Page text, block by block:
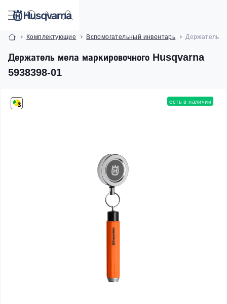
Комплектующие Вспомогательный инвентарь Держатель
Держатель мела маркировочного Husqvarna
5938398-01
есть в наличии